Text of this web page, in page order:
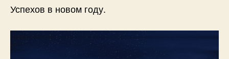
Успехов в новом году.